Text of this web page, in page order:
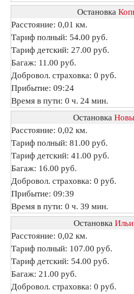
Остановка
Расстояние: 0,01 км.
Тариф полный: 54.00 руб.
Тариф детский: 27.00 руб.
Багаж: 11.00 руб.
Добровол. страховка: 0 руб.
Прибытие: 09:24
Время в пути: 0 ч. 24 мин.
Остановка
Расстояние: 0,02 км.
Тариф полный: 81.00 руб.
Тариф детский: 41.00 руб.
Багаж: 16.00 руб.
Добровол. страховка: 0 руб.
Прибытие: 09:39
Время в пути: 0 ч. 39 мин.
Остановка
Расстояние: 0,02 км.
Тариф полный: 107.00 руб.
Тариф детский: 54.00 руб.
Багаж: 21.00 руб.
Добровол. страховка: 0 руб.